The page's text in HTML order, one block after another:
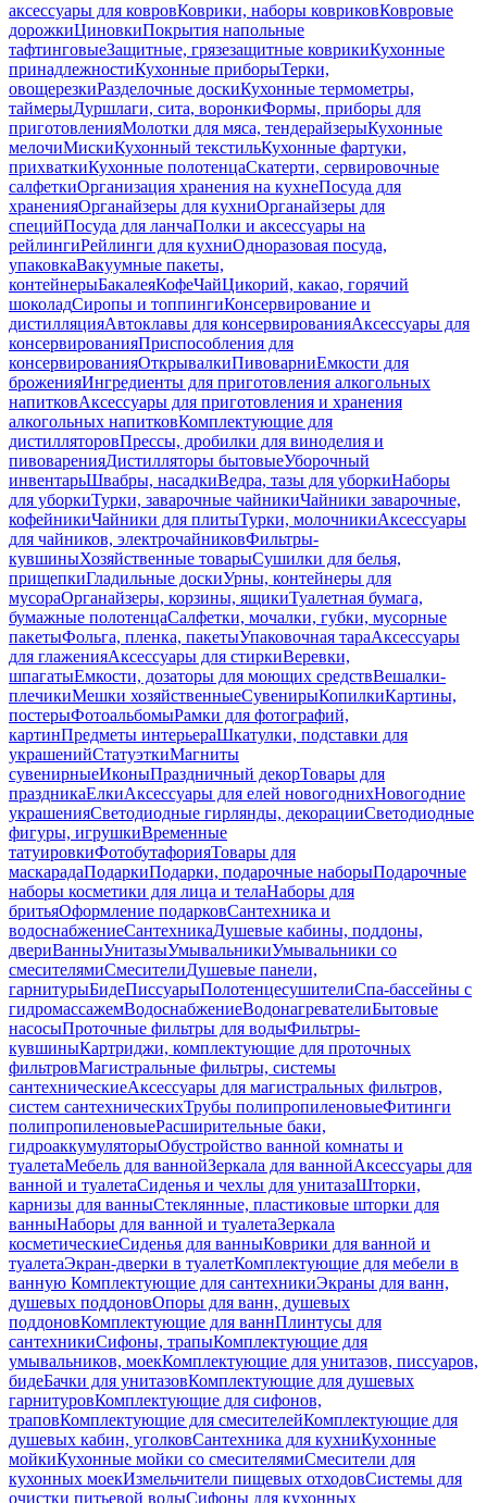
аксессуары для ковровКоврики, наборы ковриковКовровые
дорожкиЦиновкиПокрытия напольные
тафтинговыеЗащитные, грязезащитные коврикиКухонные
принадлежностиКухонные приборыТерки,
овощерезкиРазделочные доскиКухонные термометры,
таймерыДуршлаги, сита, воронкиФормы, приборы для
приготовленияМолотки для мяса, тендерайзерыКухонные
мелочиМискиКухонный текстильКухонные фартуки,
прихваткиКухонные полотенцаСкатерти, сервировочные
салфеткиОрганизация хранения на кухнеПосуда для
храненияОрганайзеры для кухниОрганайзеры для
специйПосуда для ланчаПолки и аксессуары на
рейлингиРейлинги для кухниОдноразовая посуда,
упаковкаВакуумные пакеты,
контейнерыБакалеяКофеЧайЦикорий, какао, горячий
шоколадСиропы и топпингиКонсервирование и
дистилляцияАвтоклавы для консервированияАксессуары для
консервированияПриспособления для
консервированияОткрывалкиПивоварниЕмкости для
броженияИнгредиенты для приготовления алкогольных
напитковАксессуары для приготовления и хранения
алкогольных напитковКомплектующие для
дистилляторовПрессы, дробилки для виноделия и
пивоваренияДистилляторы бытовыеУборочный
инвентарьШвабры, насадкиВедра, тазы для уборкиНаборы
для уборкиТурки, заварочные чайникиЧайники заварочные,
кофейникиЧайники для плитыТурки, молочникиАксессуары
для чайников, электрочайниковФильтры-
кувшиныХозяйственные товарыСушилки для белья,
прищепкиГладильные доскиУрны, контейнеры для
мусораОрганайзеры, корзины, ящикиТуалетная бумага,
бумажные полотенцаСалфетки, мочалки, губки, мусорные
пакетыФольга, пленка, пакетыУпаковочная тараАксессуары
для глаженияАксессуары для стиркиВеревки,
шпагатыЕмкости, дозаторы для моющих средствВешалки-
плечикиМешки хозяйственныеСувенирыКопилкиКартины,
постерыФотоальбомыРамки для фотографий,
картинПредметы интерьераШкатулки, подставки для
украшенийСтатуэткиМагниты
сувенирныеИконыПраздничный декорТовары для
праздникаЕлкиАксессуары для елей новогоднихНовогодние
украшенияСветодиодные гирлянды, декорацииСветодиодные
фигуры, игрушкиВременные
татуировкиФотобутафорияТовары для
маскарадаПодаркиПодарки, подарочные наборыПодарочные
наборы косметики для лица и телаНаборы для
бритьяОформление подарковСантехника и
водоснабжениеСантехникаДушевые кабины, поддоны,
двериВанныУнитазыУмывальникиУмывальники со
смесителямиСмесителиДушевые панели,
гарнитурыБидеПиссуарыПолотенцесушителиСпа-бассейны с
гидромассажемВодоснабжениеВодонагревателиБытовые
насосыПроточные фильтры для водыФильтры-
кувшиныКартриджи, комплектующие для проточных
фильтровМагистральные фильтры, системы
сантехническиеАксессуары для магистральных фильтров,
систем сантехническихТрубы полипропиленовыеФитинги
полипропиленовыеРасширительные баки,
гидроаккумуляторыОбустройство ванной комнаты и
туалетаМебель для ваннойЗеркала для ваннойАксессуары для
ванной и туалетаСиденья и чехлы для унитазаШторки,
карнизы для ванныСтеклянные, пластиковые шторки для
ванныНаборы для ванной и туалетаЗеркала
косметическиеСиденья для ванныКоврики для ванной и
туалетаЭкран-дверки в туалетКомплектующие для мебели в
ванную Комплектующие для сантехникиЭкраны для ванн,
душевых поддоновОпоры для ванн, душевых
поддоновКомплектующие для ваннПлинтусы для
сантехникиСифоны, трапыКомплектующие для
умывальников, моекКомплектующие для унитазов, писсуаров,
бидеБачки для унитазовКомплектующие для душевых
гарнитуровКомплектующие для сифонов,
траповКомплектующие для смесителейКомплектующие для
душевых кабин, уголковСантехника для кухниКухонные
мойкиКухонные мойки со смесителямиСмесители для
кухонных моекИзмельчители пищевых отходовСистемы для
очистки питьевой водыСифоны для кухонных